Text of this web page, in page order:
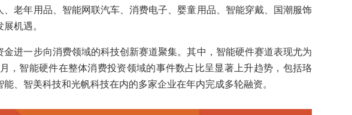
、老年用品、智能网联汽车、消费电子、婴童用品、智能穿戴、国潮服饰
机遇。
金进一步向消费领域的科技创新赛道聚集。其中，智能硬件赛道表现尤为
，智能硬件在整体消费投资领域的事件数占比呈显著上升趋势，包括珞
、智美科技和光帆科技在内的多家企业在年内完成多轮融资。